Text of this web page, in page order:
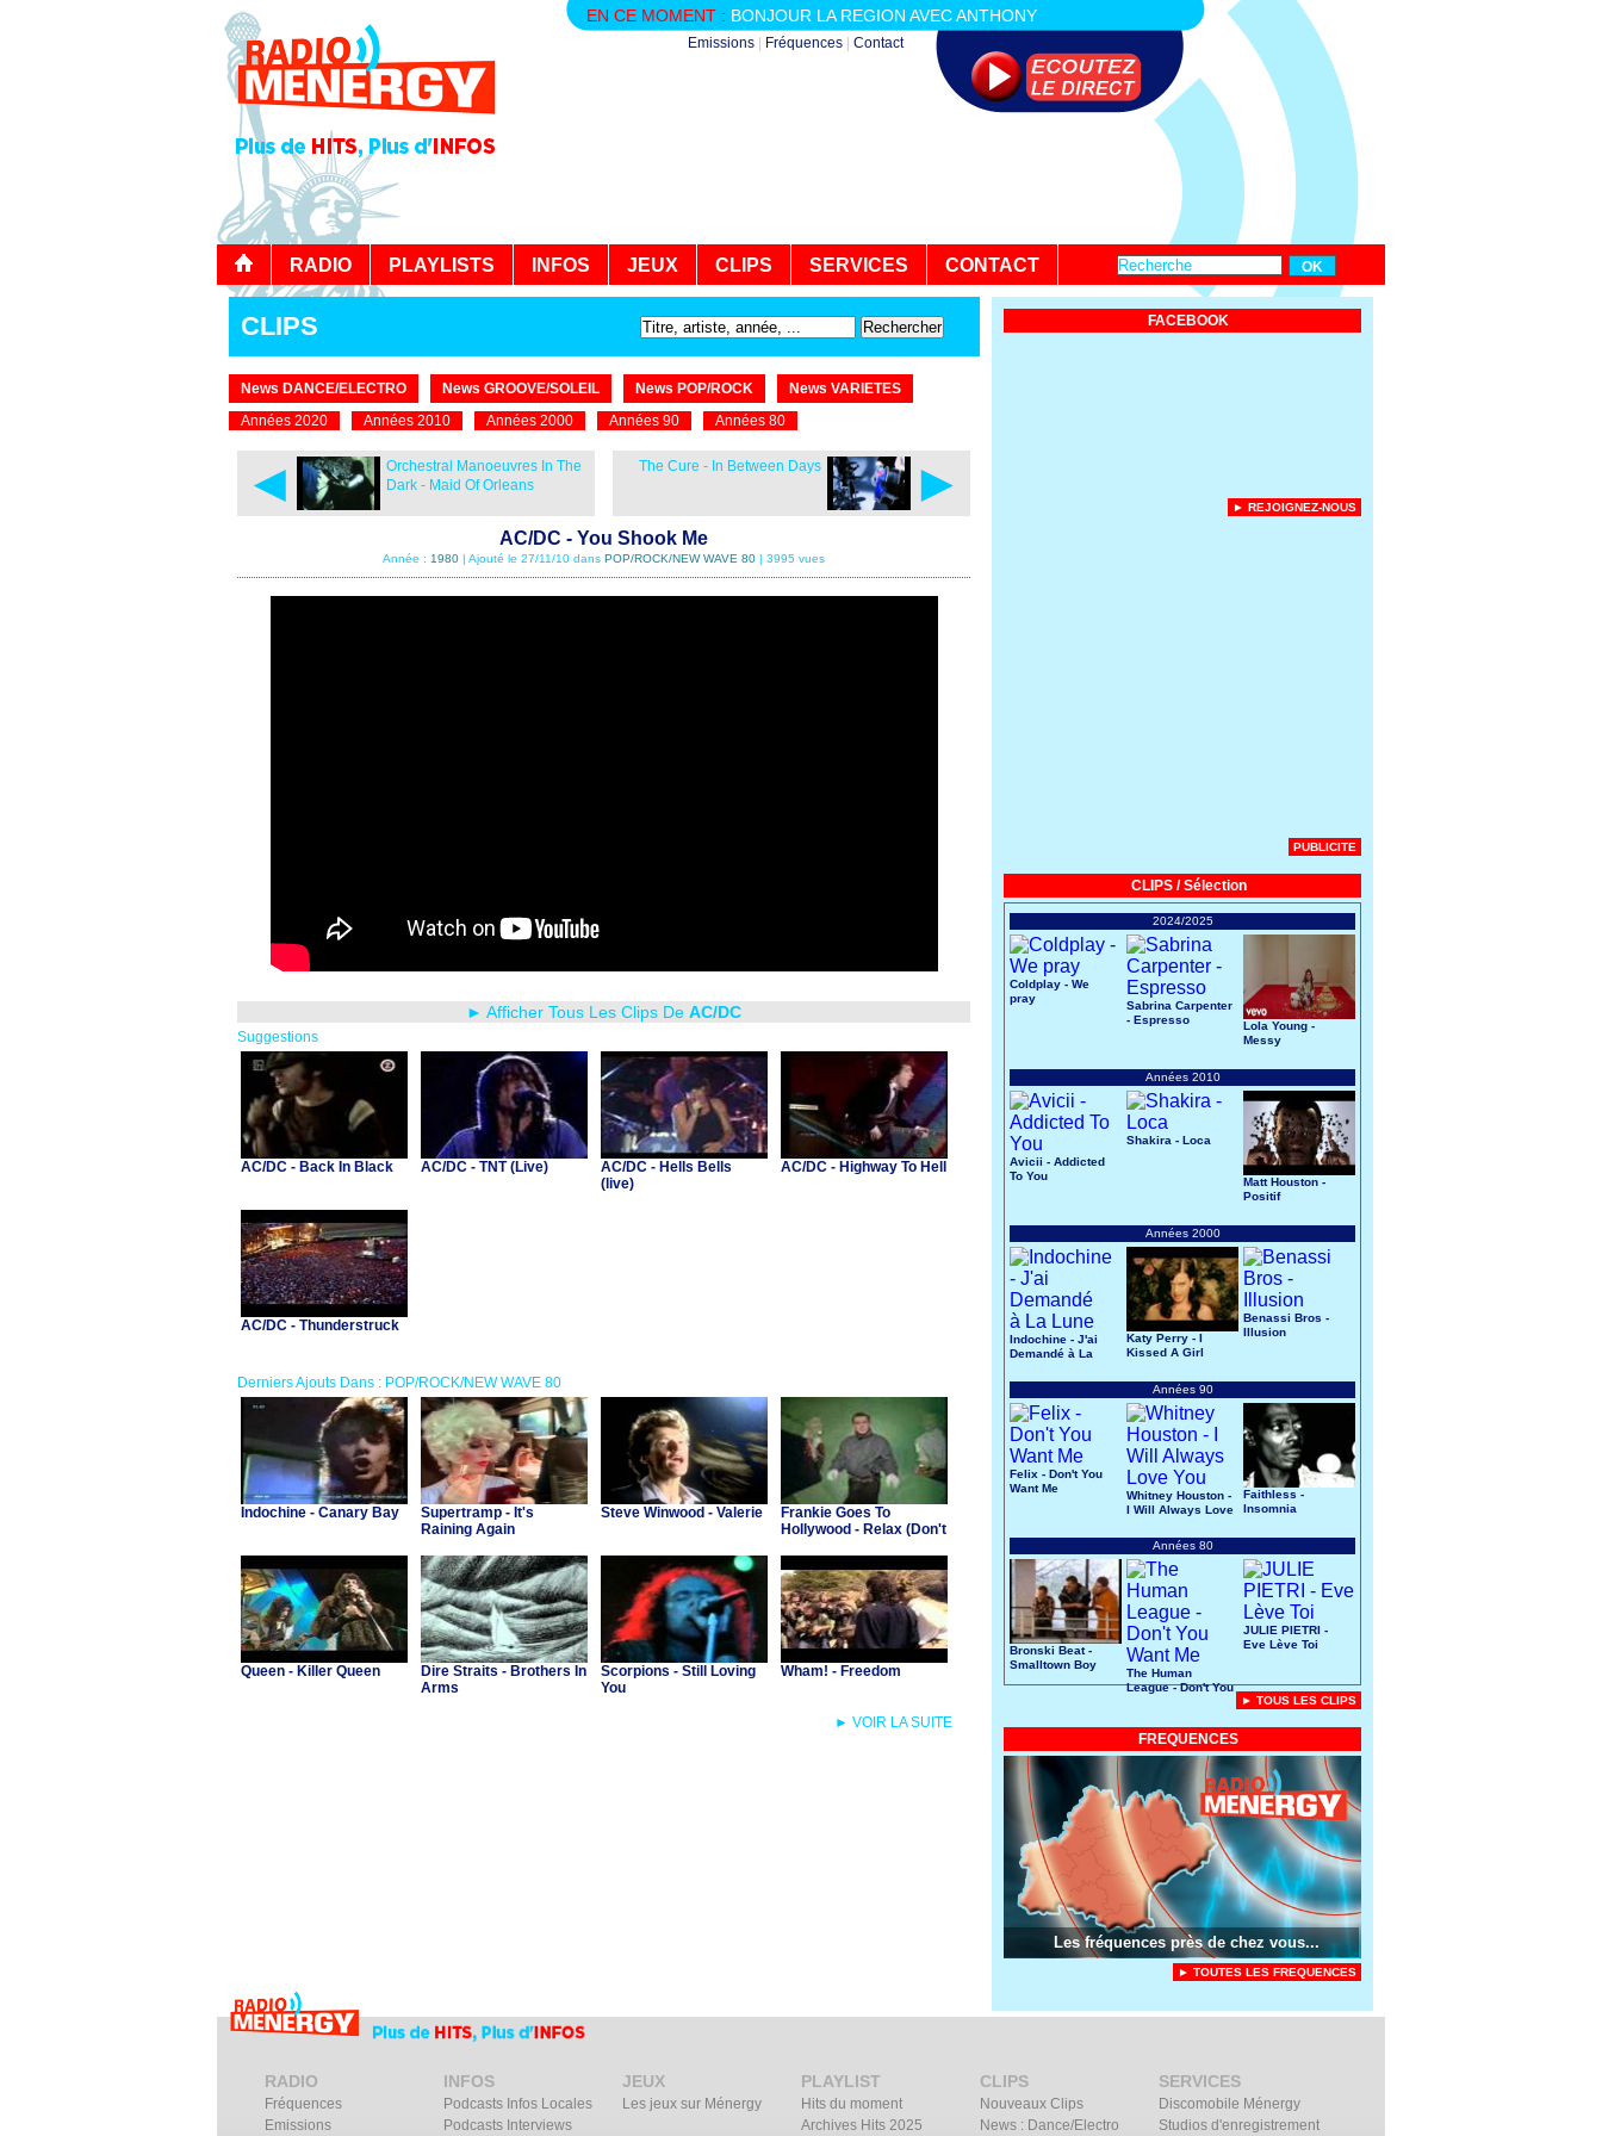
EN CE MOMENT : BONJOUR LA REGION AVEC ANTHONY
Emissions Fréquences Contact
RADIO PLAYLISTS INFOS JEUX CLIPS SERVICES CONTACT
CLIPS
News DANCE/ELECTRO News GROOVE/SOLEIL News POP/ROCK
News VARIETES
Années 2020
Années 2010 Années 2000 Années 90 Années 80
◄
Orchestral Manoeuvres In The
Dark - Maid Of Orleans
►
The Cure - In Between Days
AC/DC - You Shook Me
Année : 1980 | Ajouté le 27/11/10 dans POP/ROCK/NEW WAVE 80 | 3995 vues
► Afficher Tous Les Clips De AC/DC
Suggestions
AC/DC - Back In Black AC/DC - TNT (Live)
AC/DC - Hells Bells
(live)
AC/DC - Highway To Hell
AC/DC - Thunderstruck
Derniers Ajouts Dans : POP/ROCK/NEW WAVE 80
Indochine - Canary Bay
Supertramp - It's
Raining Again
Steve Winwood - Valerie
Frankie Goes To
Hollywood - Relax (Don't
Queen - Killer Queen
Dire Straits - Brothers In
Arms
Scorpions - Still Loving
You
Wham! - Freedom
► VOIR LA SUITE
FACEBOOK
► REJOIGNEZ-NOUS
PUBLICITE
CLIPS / Sélection
2024/2025
Coldplay - We
pray
Sabrina Carpenter
- Espresso
Lola Young -
Messy
Années 2010
Avicii - Addicted
To You
Shakira - Loca
Matt Houston -
Positif
Années 2000
Indochine - J'ai
Demandé à La
Katy Perry - I
Kissed A Girl
Benassi Bros -
Illusion
Années 90
Felix - Don't You
Want Me
Whitney Houston -
I Will Always Love
Faithless -
Insomnia
Années 80
Bronski Beat -
Smalltown Boy
The Human
League - Don't You
JULIE PIETRI -
Eve Lève Toi
► TOUS LES CLIPS
FREQUENCES
Les fréquences près de chez vous...
► TOUTES LES FREQUENCES
RADIO
Fréquences
Emissions
INFOS
Podcasts Infos Locales
Podcasts Interviews
JEUX
Les jeux sur Ménergy
PLAYLIST
Hits du moment
Archives Hits 2025
CLIPS
Nouveaux Clips
News : Dance/Electro
SERVICES
Discomobile Ménergy
Studios d'enregistrement